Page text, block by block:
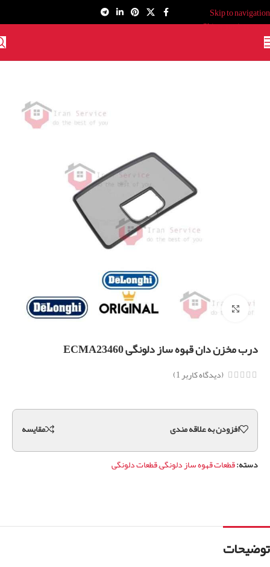
Skip to navigation
Skip to main content
برای بزرگنمایی کلیک کنید
درب مخزن دان قهوه ساز دلونگی ECMA23460
(دیدگاه کاربر1
)
افزودن به علاقه مندی مقايسه
دسته:قطعات قهوه ساز دلونگی,قطعات دلونگی
توضیحات